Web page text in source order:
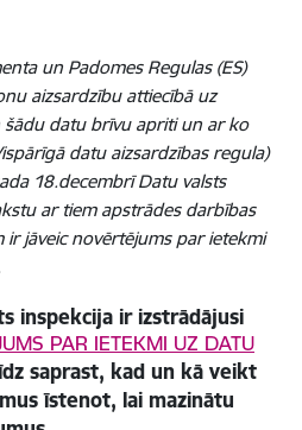
un Padomes Regulas (ES)
aizsardzību attiecībā uz
datu brīvu apriti un ar ko
datu aizsardzības regula)
18.decembrī Datu valsts
ar tiem apstrādes darbības
ir jāveicnovērtējums par ietekmi
inspekcija ir izstrādājusi
PAR IETEKMI UZ DATU
saprast, kad un kā veikt
īstenot, lai mazinātu